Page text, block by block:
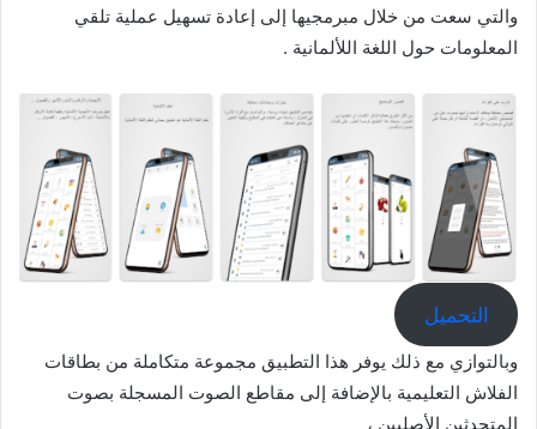
والتي سعت من خلال مبرمجيها إلى إعادة تسهيل عملية تلقي
المعلومات حول اللغة اللألمانية .
التحميل
وبالتوازي مع ذلك يوفر هذا التطبيق مجموعة متكاملة من بطاقات
الفلاش التعليمية بالإضافة إلى مقاطع الصوت المسجلة بصوت
المتحدثين الأصليين ،